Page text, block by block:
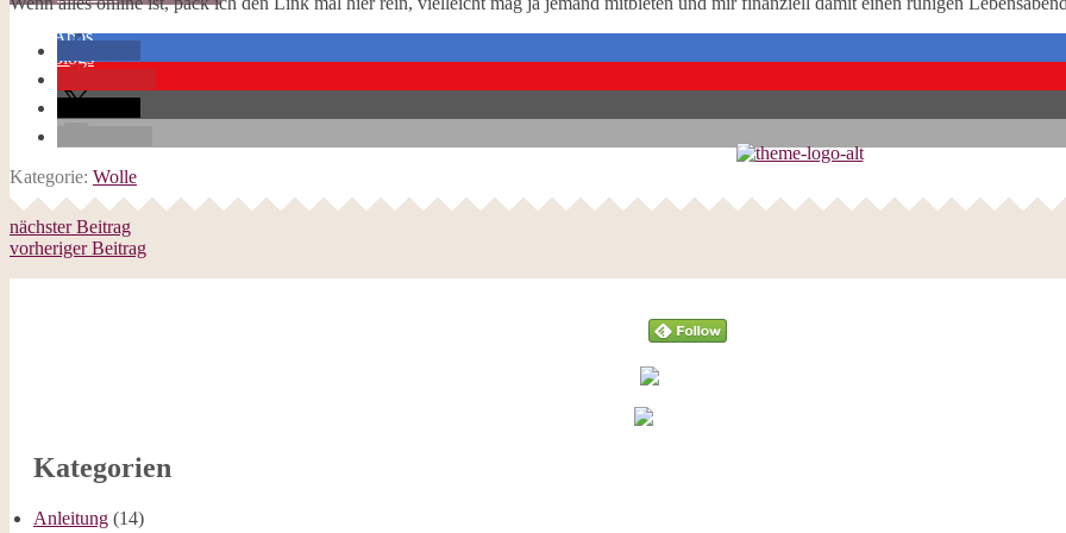
Galerie
Opal-Abos
Strickblogs
Hörbücher
Kategorie: Wolle
nächster Beitrag
vorheriger Beitrag
Kategorien
Anleitung (14)